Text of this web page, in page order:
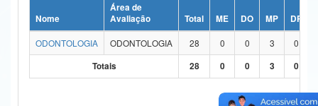
Ministério da Ciência, Tecnologia, Inovações e Comunicações
Ministério do Meio Ambiente
Nome
Área de
Avaliação
Total ME DO MP DP
ODONTOLOGIA
ODONTOLOGIA 28 0 0 3
0
Totais
28 0 0 3 0